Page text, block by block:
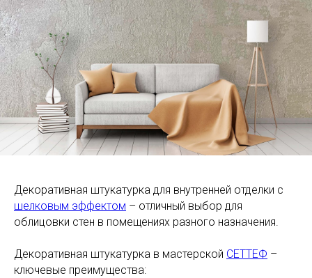
Декоративная штукатурка для внутренней отделки с
шелковым эффектом – отличный выбор для
облицовки стен в помещениях разного назначения.
Декоративная штукатурка в мастерской СЕТТЕФ –
ключевые преимущества: